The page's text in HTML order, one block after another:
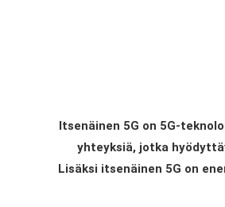
Itsenäinen 5G on 5G-
yhteyksiä, jotka
Lisäksi itsenäinen 5G on